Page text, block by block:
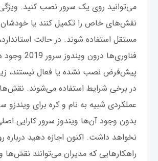
می‌توانید روی یک سرور نصب کنید.
نقش‌های خاص را تکمیل کنند یا
مستقل استفاده شوند. در حالت
فناوری‌ها درون
پیش‌فرض نصب نشده یا فعال نیستند،
در برخی شرایط استفاده می‌شوند.
عملکردی شبیه به نام و کره برای ویندزو
بدون وجود آن‌ها ویندوز سرور کارایی
نخواهد داشت. اکنون اجازه دهید
راهکارهایی که مدیران می‌توانند نقش‌ها